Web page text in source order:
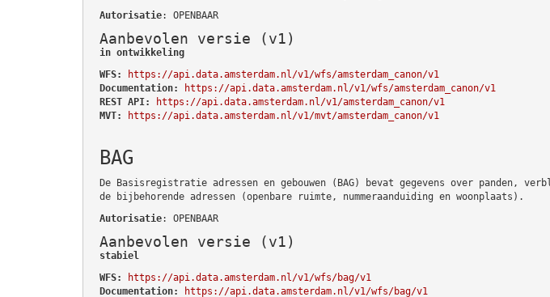
Autorisatie: OPENBAAR
Aanbevolen versie (v1)
in ontwikkeling
WFS:
https://api.data.amsterdam.nl/v1/wfs/amsterdam_canon/v1
Documentation:
https://api.data.amsterdam.nl/v1/wfs/amsterdam_canon/v1
REST API:
https://api.data.amsterdam.nl/v1/amsterdam_canon/v1
MVT:
https://api.data.amsterdam.nl/v1/mvt/amsterdam_canon/v1
BAG
De Basisregistratie adressen en gebouwen (BAG) bevat gegevens over panden,
de bijbehorende adressen (openbare ruimte, nummeraanduiding en woonplaats).
Autorisatie: OPENBAAR
Aanbevolen versie (v1)
stabiel
WFS:
https://api.data.amsterdam.nl/v1/wfs/bag/v1
Documentation:
https://api.data.amsterdam.nl/v1/wfs/bag/v1